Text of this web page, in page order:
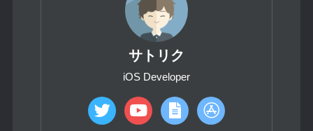
サトリク
iOS Developer